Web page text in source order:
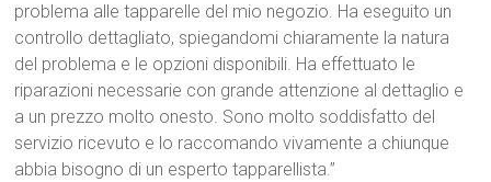
problema alle tapparelle del mio negozio. Ha eseguito un
controllo dettagliato, spiegandomi chiaramente la natura
del problema e le opzioni disponibili. Ha effettuato le
riparazioni necessarie con grande attenzione al dettaglio e
a un prezzo molto onesto. Sono molto soddisfatto del
servizio ricevuto e lo raccomando vivamente a chiunque
abbia bisogno di un esperto tapparellista.”